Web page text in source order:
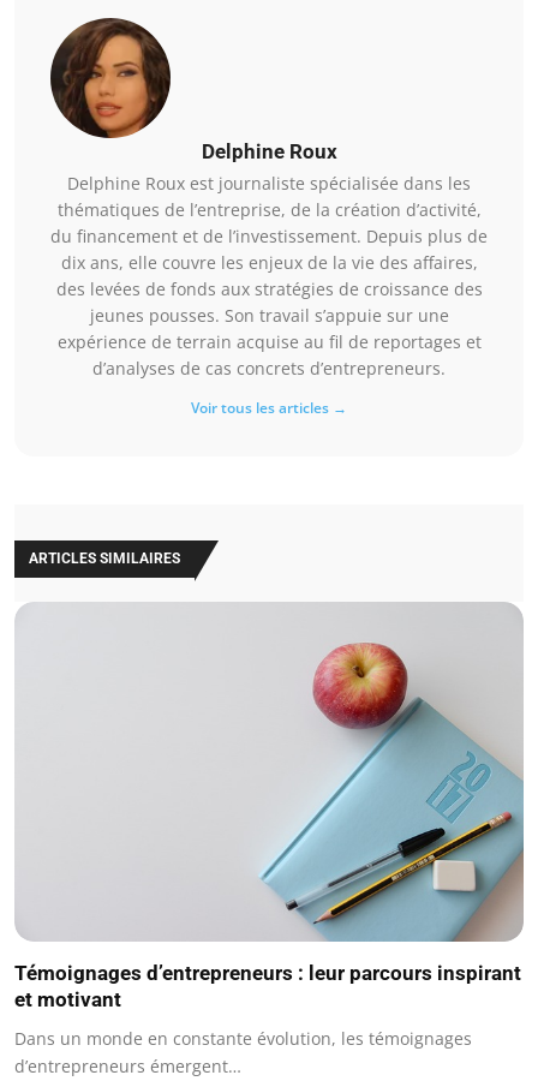
Delphine Roux
Delphine Roux est journaliste spécialisée dans les
thématiques de l’entreprise, de la création d’activité,
du financement et de l’investissement. Depuis plus de
dix ans, elle couvre les enjeux de la vie des affaires,
des levées de fonds aux stratégies de croissance des
jeunes pousses. Son travail s’appuie sur une
expérience de terrain acquise au fil de reportages et
d’analyses de cas concrets d’entrepreneurs.
Voir tous les articles →
ARTICLES SIMILAIRES
Témoignages d’entrepreneurs : leur parcours inspirant
et motivant
Dans un monde en constante évolution, les témoignages
d’entrepreneurs émergent…